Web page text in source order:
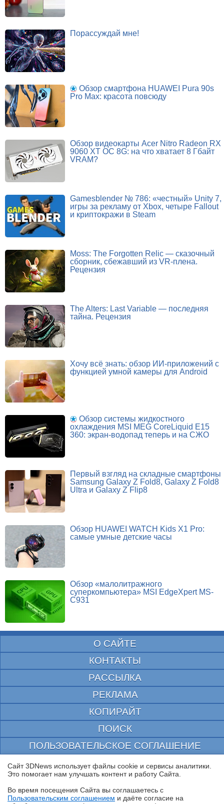
Порассуждай мне!
Обзор смартфона HUAWEI Pura 90s
Pro Max: красота повсюду
Обзор видеокарты Acer Nitro Radeon RX
9060 XT OC 8G: на что хватает 8 Гбайт
VRAM?
Gamesblender № 786: «честный» Unity 7,
игры за рекламу от Xbox, четыре Fallout
и криптокражи в Steam
Moss: The Forgotten Relic — сказочный
сборник, сбежавший из VR-плена.
Рецензия
The Alters: Last Variable — последняя
тайна. Рецензия
Хочу всё знать: обзор ИИ-приложений с
функцией умной камеры для Android
Обзор системы жидкостного
охлаждения MSI MEG CoreLiquid E15
360: экран-водопад теперь и на СЖО
Первый взгляд на складные смартфоны
Samsung Galaxy Z Fold8, Galaxy Z Fold8
Ultra и Galaxy Z Flip8
Обзор HUAWEI WATCH Kids X1 Pro:
самые умные детские часы
Обзор «малолитражного
суперкомпьютера» MSI EdgeXpert MS-
C931
О САЙТЕ
КОНТАКТЫ
РАССЫЛКА
РЕКЛАМА
КОПИРАЙТ
ПОИСК
ПОЛЬЗОВАТЕЛЬСКОЕ СОГЛАШЕНИЕ
ЗАЩИЩЕНО CURATOR
© 1997—2026 Электронное периодическое издание "3ДНьюс" | Свидетельство о
выдано Федеральной Службой по надзору за соблюдением законодательства в сфере
массовых коммуникаций и охране культурного наследия
Сайт 3DNews использует файлы cookie и сервисы аналитики.
Это помогает нам улучшать контент и работу Cайта.
Во время посещения Cайта вы соглашаетесь с
Пользовательским соглашением и даёте согласие на